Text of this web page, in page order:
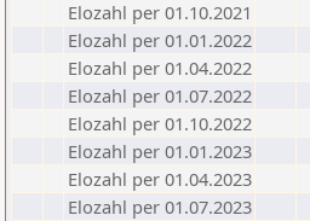
Elozahl per 01.10.2021
Elozahl per 01.01.2022
Elozahl per 01.04.2022
Elozahl per 01.07.2022
Elozahl per 01.10.2022
Elozahl per 01.01.2023
Elozahl per 01.04.2023
Elozahl per 01.07.2023